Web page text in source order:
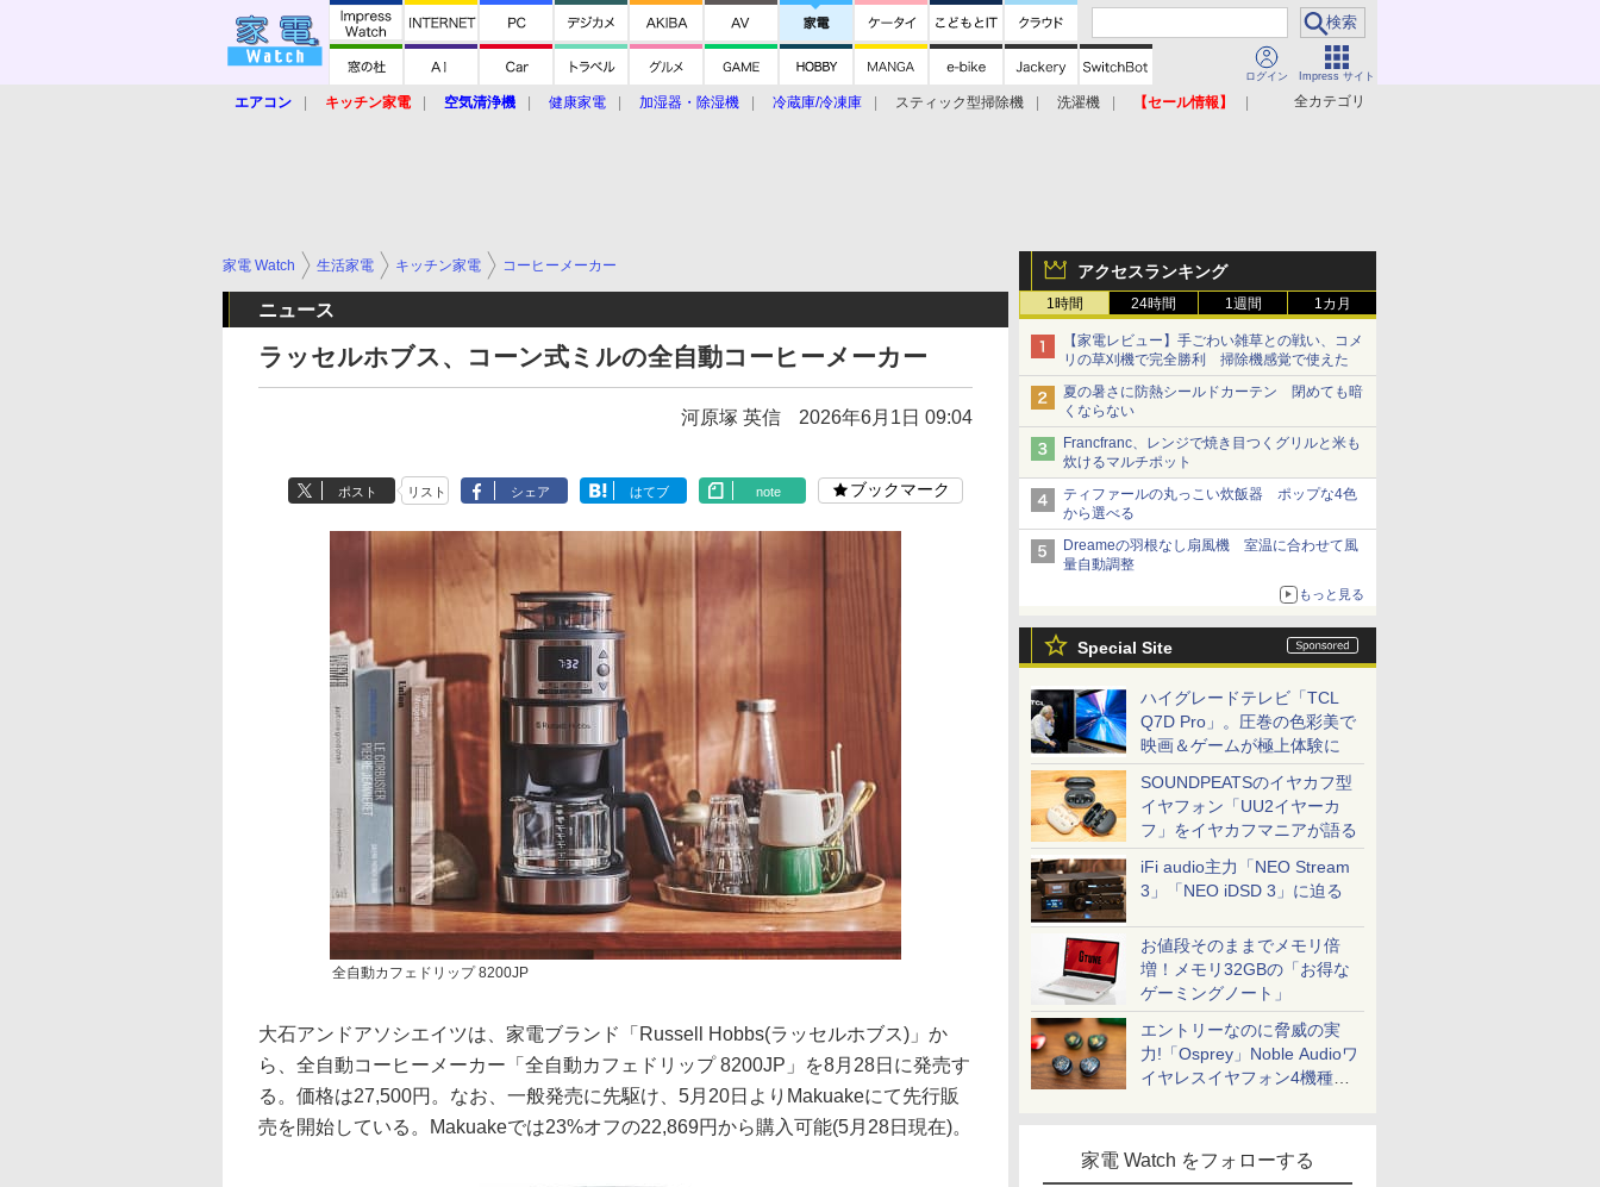
ログイン Impress サイト
全カテゴリ
エアコン キッチン家電 空気清浄機 健康家電 加湿器・除湿機 冷蔵庫/冷凍庫 スティック型掃除機 洗濯機
【セール情報】
アクセスランキング
1時間 24時間 1週間 1カ月
【家電レビュー】手ごわい雑草との戦い、コメ
リの草刈機で完全勝利 掃除機感覚で使えた
夏の暑さに防熱シールドカーテン 閉めても暗
くならない
Francfranc、レンジで焼き目つくグリルと米も
炊けるマルチポット
ティファールの丸っこい炊飯器 ポップな4色
から選べる
Dreameの羽根なし扇風機 室温に合わせて風
量自動調整
もっと見る
Special Site
ハイグレードテレビ「TCL
Q7D Pro」。圧巻の色彩美で
映画＆ゲームが極上体験に
SOUNDPEATSのイヤカフ型
イヤフォン「UU2イヤーカ
フ」をイヤカフマニアが語る
iFi audio主力「NEO Stream
3」「NEO iDSD 3」に迫る
お値段そのままでメモリ倍
増！メモリ32GBの「お得な
ゲーミングノート」
エントリーなのに脅威の実
力!「Osprey」Noble Audioワ
イヤレスイヤフォン4機種を
家電 Watch をフォローする
家電 Watch 生活家電 キッチン家電 コーヒーメーカー
ニュース
ラッセルホブス、コーン式ミルの全自動コーヒーメーカー
河原塚 英信 2026年6月1日 09:04
ポスト リスト シェア はてブ note ブックマーク
全自動カフェドリップ 8200JP
大石アンドアソシエイツは、家電ブランド「Russell Hobbs(ラッセルホブス)」か
ら、全自動コーヒーメーカー「全自動カフェドリップ 8200JP」を8月28日に発売す
る。価格は27,500円。なお、一般発売に先駆け、5月20日よりMakuakeにて先行販
売を開始している。Makuakeでは23%オフの22,869円から購入可能(5月28日現在)。